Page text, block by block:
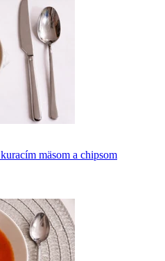
mäsom a chipsom